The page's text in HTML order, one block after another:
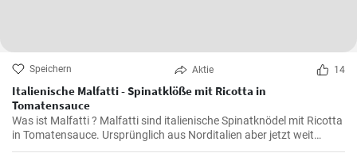
Speichern Aktie 14
Italienische Malfatti - Spinatklöße mit Ricotta in
Tomatensauce
Was ist Malfatti ? Malfatti sind italienische Spinatknödel mit Ricotta
in Tomatensauce. Ursprünglich aus Norditalien aber jetzt weit
verbreitet in ganz Italien werden die Spinat Ricotta Klöße mit